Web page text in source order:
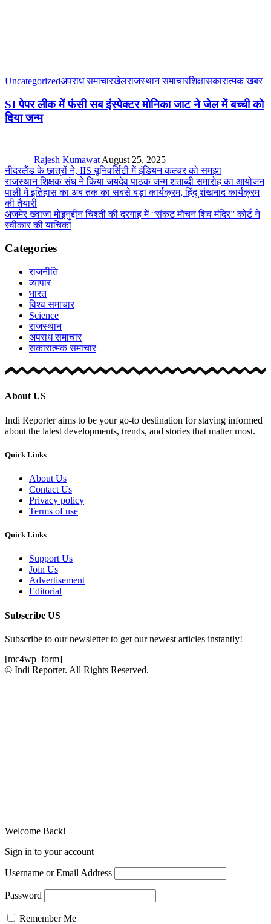
Uncategorizedअपराध समाचारखेलराजस्थान समाचारशिक्षासकारात्मक खबर
SI पेपर लीक में फंसी सब इंस्पेक्टर मोनिका जाट ने जेल में बच्ची को
दिया जन्म
Rajesh Kumawat August 25, 2025
नीदरलैंड के छात्रों ने, IIS यूनिवर्सिटी में इंडियन कल्चर को समझा
राजस्थान शिक्षक संघ ने किया जयदेव पाठक जन्म शताब्दी समारोह का आयोजन
पाली में इतिहास का अब तक का सबसे बड़ा कार्यक्रम, हिंदू शंखनाद कार्यक्रम
की तैयारी
अजमेर ख्वाजा मोइनुद्दीन चिश्ती की दरगाह में “संकट मोचन शिव मंदिर” कोर्ट ने
स्वीकार की याचिका
Categories
राजनीति
व्यापार
भारत
विश्व समाचार
Science
राजस्थान
अपराध समाचार
सकारात्मक समाचार
About US
Indi Reporter aims to be your go-to destination for staying informed
about the latest developments, trends, and stories that matter most.
Quick Links
About Us
Contact Us
Privacy policy
Terms of use
Quick Links
Support Us
Join Us
Advertisement
Editorial
Subscribe US
Subscribe to our newsletter to get our newest articles instantly!
[mc4wp_form]
© Indi Reporter. All Rights Reserved.
Welcome Back!
Sign in to your account
Username or Email Address
Password
Remember Me